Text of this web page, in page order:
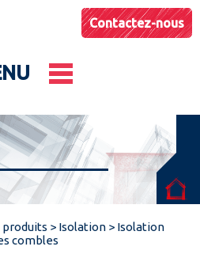
Contactez-nous
produits > Isolation > Isolation
combles